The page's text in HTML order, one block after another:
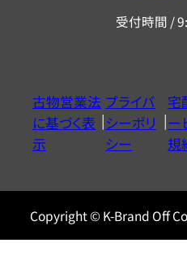
ー
ヤ
ル
受付時間 /
古物営業法
に基づく表
示
プライバ
シーポリ
シー
宅
ー
規
Copyright © K-Brand Off